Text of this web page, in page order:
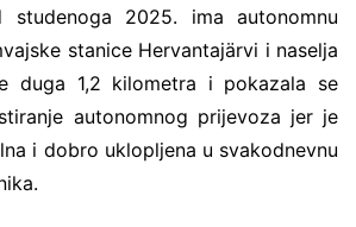
studenoga 2025. ima autonomnu
stanice Hervantajärvi i naselja
duga 1,2 kilometra i pokazala se
autonomnog prijevoza jer je
i dobro uklopljena u svakodnevnu